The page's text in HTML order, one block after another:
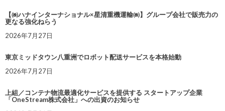
【㈱ハナインターナショナル×星清重機運輸㈱】グループ会社で販売力の
更なる強化ねらう
2026年7月27日
東京ミッドタウン八重洲でロボット配送サービスを本格始動
2026年7月27日
上組／コンテナ物流最適化サービスを提供する スタートアップ企業
「OneStream株式会社」への出資のお知らせ